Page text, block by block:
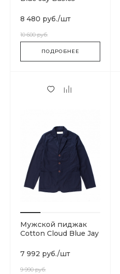
8 480 руб./шт
10 600 руб.
ПОДРОБНЕЕ
Мужской пиджак
Cotton Cloud Blue Jay
7 992 руб./шт
9 990 руб.